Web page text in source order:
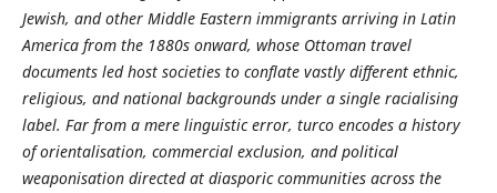
Jewish, and other Middle Eastern immigrants arriving in Latin
America from the 1880s onward, whose Ottoman travel
documents led host societies to conflate vastly different ethnic,
religious, and national backgrounds under a single racialising
label. Far from a mere linguistic error, turco encodes a history
of orientalisation, commercial exclusion, and political
weaponisation directed at diasporic communities across the